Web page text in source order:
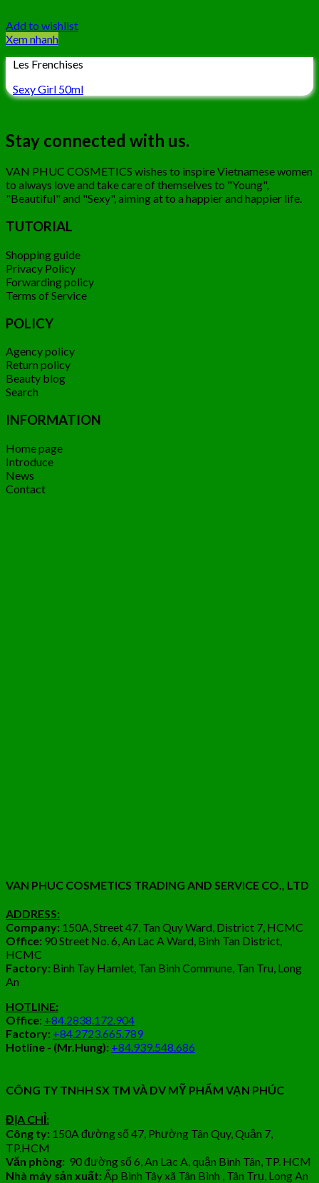
Add to wishlist
Xem nhanh
Les Frenchises
Sexy Girl 50ml
Stay connected with us.
VAN PHUC COSMETICS wishes to inspire Vietnamese women
to always love and take care of themselves to "Young",
"Beautiful" and "Sexy", aiming at to a happier and happier life.
TUTORIAL
Shopping guide
Privacy Policy
Forwarding policy
Terms of Service
POLICY
Agency policy
Return policy
Beauty blog
Search
INFORMATION
Home page
Introduce
News
Contact
VAN PHUC COSMETICS TRADING AND SERVICE CO., LTD
ADDRESS:
Company: 150A, Street 47, Tan Quy Ward, District 7, HCMC
Office: 90 Street No. 6, An Lac A Ward, Binh Tan District,
HCMC
Factory: Binh Tay Hamlet, Tan Binh Commune, Tan Tru, Long
An
HOTLINE:
Office: +84.2838.172.904
Factory: +84.2723.665.789
Hotline - (Mr.Hung): +84.939.548.686
CÔNG TY TNHH SX TM VÀ DV MỸ PHẨM VẠN PHÚC
ĐỊA CHỈ:
Công ty: 150A đường số 47, Phường Tân Quy, Quận 7,
TP.HCM
Văn phòng: 90 đường số 6, An Lạc A, quận Bình Tân, TP. HCM
Nhà máy sản xuất:Ấp Bình Tây xã Tân Bình , Tân Trụ, Long An